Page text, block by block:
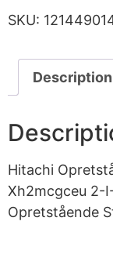
SKU:
Description
Hitachi
Xh2mcgceu 2-
Opretstående